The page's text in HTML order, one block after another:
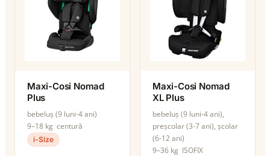
Maxi-Cosi Nomad
Plus
bebeluș (9 luni-4 ani)
9–18 kg centură
i-Size
Maxi-Cosi Nomad
XL Plus
bebeluș (9 luni-4 ani),
preșcolar (3-7 ani), școlar
(6-12 ani)
9–36 kg ISOFIX